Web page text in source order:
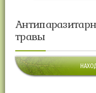
травы